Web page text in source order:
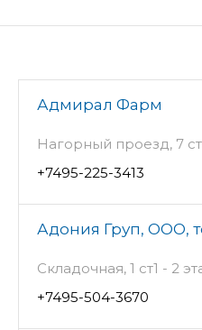
Адмирал Фарм
Нагорный проезд, 7
+7495-225-3413
Адония Груп, ООО,
Складочная, 1 ст1 - 2
+7495-504-3670